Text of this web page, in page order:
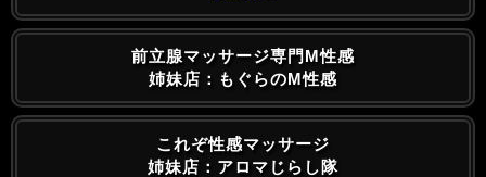
前立腺マッサージ専門M性感
姉妹店：もぐらのM性感
これぞ性感マッサージ
姉妹店：アロマじらし隊